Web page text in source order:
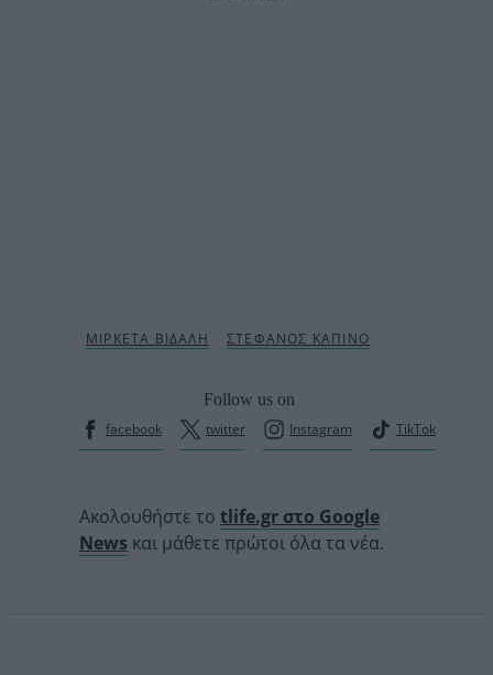
Follow us on
facebook
twitter Instagram TikTok
Ακολουθήστε το tlife.gr στο Google
News και μάθετε πρώτοι όλα τα νέα.